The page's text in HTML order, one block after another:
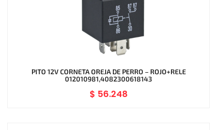
PITO 12V CORNETA OREJA DE PERRO – ROJO+RELE
012010981,4082300618143
$ 56.248